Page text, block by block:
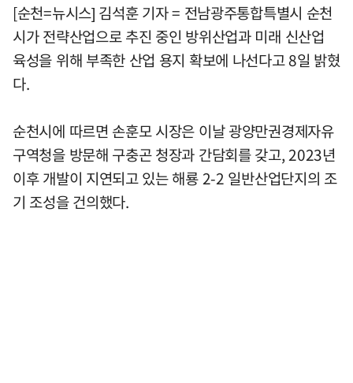
[순천=뉴시스] 김석훈 기자 = 전남광주통합특별시 순천
시가 전략산업으로 추진 중인 방위산업과 미래 신산업
육성을 위해 부족한 산업 용지 확보에 나선다고 8일 밝혔
다.
순천시에 따르면 손훈모 시장은 이날 광양만권경제자유
구역청을 방문해 구충곤 청장과 간담회를 갖고, 2023년
이후 개발이 지연되고 있는 해룡 2-2 일반산업단지의 조
기 조성을 건의했다.